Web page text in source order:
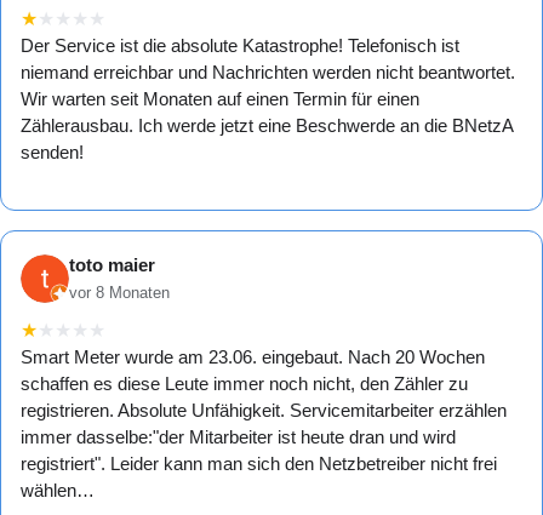
★ ★ ★ ★ ★
Der Service ist die absolute Katastrophe! Telefonisch ist
niemand erreichbar und Nachrichten werden nicht beantwortet.
Wir warten seit Monaten auf einen Termin für einen
Zählerausbau. Ich werde jetzt eine Beschwerde an die BNetzA
senden!
toto maier
vor 8 Monaten
★ ★ ★ ★ ★
Smart Meter wurde am 23.06. eingebaut. Nach 20 Wochen
schaffen es diese Leute immer noch nicht, den Zähler zu
registrieren. Absolute Unfähigkeit. Servicemitarbeiter erzählen
immer dasselbe:"der Mitarbeiter ist heute dran und wird
registriert". Leider kann man sich den Netzbetreiber nicht frei
wählen…